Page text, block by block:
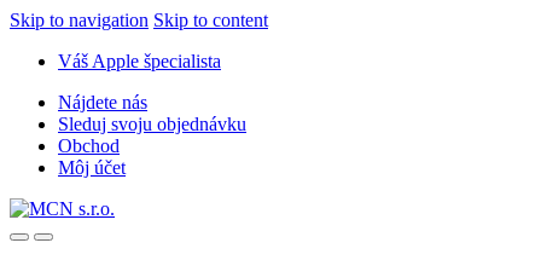
Skip to navigation Skip to content
Váš Apple špecialista
Nájdete nás
Sleduj svoju objednávku
Obchod
Môj účet